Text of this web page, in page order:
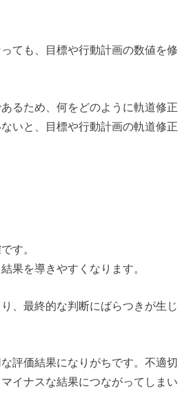
ても、目標や行動計画の数値を修
るため、何をどのように軌道修正
いと、目標や行動計画の軌道修正
す。
果を導きやすくなります。
、最終的な判断にばらつきが生じ
評価結果になりがちです。不適切
イナスな結果につながってしまい